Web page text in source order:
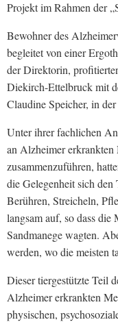
Projekt im Rahmen der
Bewohner des
begleitet von einer
der Direktorin,
Diekirch-Ettelbruck mit
Claudine Speicher, in
Unter ihrer fachlichen
an Alzheimer erkrankten
zusammenzuführen,
die Gelegenheit sich den
Berühren, Streicheln,
langsam auf, so dass
Sandmanege wagten.
werden, wo die meisten
Dieser tiergestützte Teil
Alzheimer erkrankten
physischen,